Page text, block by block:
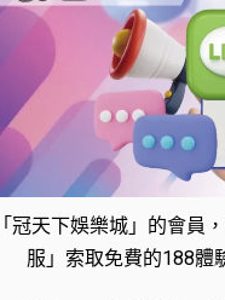
冠天下娛樂城」的會員
服」索取免費的188體